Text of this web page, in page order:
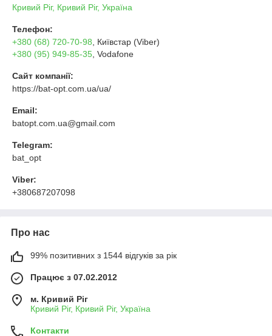
Кривий Ріг, Кривий Ріг, Україна
Телефон:
+380 (68) 720-70-98 , Київстар (Viber)
+380 (95) 949-85-35 , Vodafone
Сайт компанії:
https://bat-opt.com.ua/ua/
Email:
batopt.com.ua@gmail.com
Telegram:
bat_opt
Viber:
+380687207098
Про нас
99% позитивних з 1544 відгуків за рік
Працює з 07.02.2012
м. Кривий Ріг
Кривий Ріг, Кривий Ріг, Україна
Контакти